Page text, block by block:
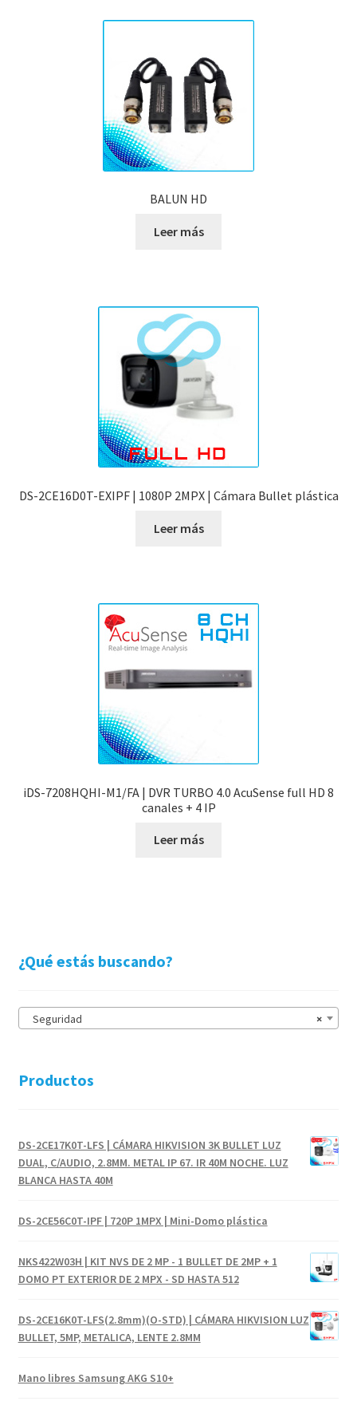
BALUN HD
Leer más
DS-2CE16D0T-EXIPF | 1080P 2MPX | Cámara Bullet plástica
Leer más
iDS-7208HQHI-M1/FA | DVR TURBO 4.0 AcuSense full HD 8
canales + 4 IP
Leer más
¿Qué estás buscando?
×
Seguridad
Productos
DS-2CE17K0T-LFS | CÁMARA HIKVISION 3K BULLET LUZ
DUAL, C/AUDIO, 2.8MM. METAL IP 67. IR 40M NOCHE. LUZ
BLANCA HASTA 40M
DS-2CE56C0T-IPF | 720P 1MPX | Mini-Domo plástica
NKS422W03H | KIT NVS DE 2 MP - 1 BULLET DE 2MP + 1
DOMO PT EXTERIOR DE 2 MPX - SD HASTA 512
DS-2CE16K0T-LFS(2.8mm)(O-STD) | CÁMARA HIKVISION LUZ
BULLET, 5MP, METALICA, LENTE 2.8MM
Mano libres Samsung AKG S10+